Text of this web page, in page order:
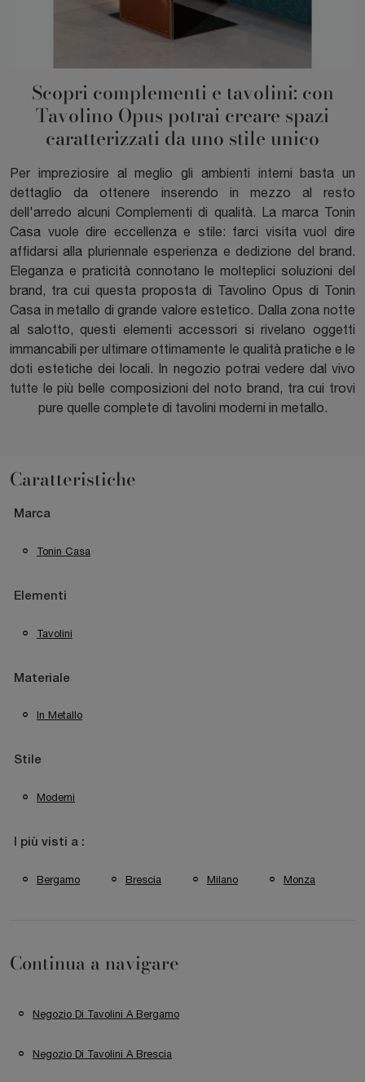
Scopri complementi e tavolini: con
Tavolino Opus potrai creare spazi
caratterizzati da uno stile unico
Per impreziosire al meglio gli ambienti interni basta un
dettaglio da ottenere inserendo in mezzo al resto
dell'arredo alcuni Complementi di qualità. La marca Tonin
Casa vuole dire eccellenza e stile: farci visita vuol dire
affidarsi alla pluriennale esperienza e dedizione del brand.
Eleganza e praticità connotano le molteplici soluzioni del
brand, tra cui questa proposta di Tavolino Opus di Tonin
Casa in metallo di grande valore estetico. Dalla zona notte
al salotto, questi elementi accessori si rivelano oggetti
immancabili per ultimare ottimamente le qualità pratiche e le
doti estetiche dei locali. In negozio potrai vedere dal vivo
tutte le più belle composizioni del noto brand, tra cui trovi
pure quelle complete di tavolini moderni in metallo.
Caratteristiche
Marca
Tonin Casa
Elementi
Tavolini
Materiale
In Metallo
Stile
Moderni
I più visti a :
Bergamo Brescia Milano Monza
Continua a navigare
Negozio Di Tavolini A Bergamo
Negozio Di Tavolini A Brescia